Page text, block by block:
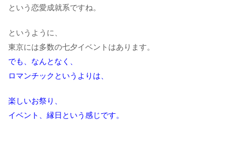
という恋愛成就系ですね。
というように、
東京には多数の七夕イベントはあります。
でも、なんとなく、
ロマンチックというよりは、
楽しいお祭り、
イベント、縁日という感じです。